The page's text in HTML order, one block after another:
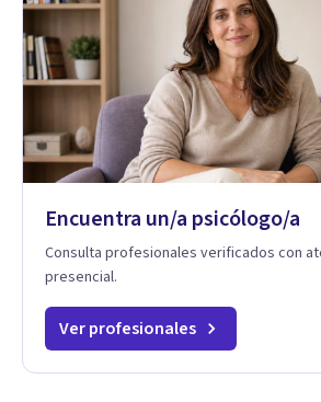
Encuentra un/a psicólogo/a
Consulta profesionales verificados con
presencial.
Ver profesionales